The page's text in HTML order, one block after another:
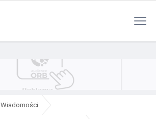
Wiadomości